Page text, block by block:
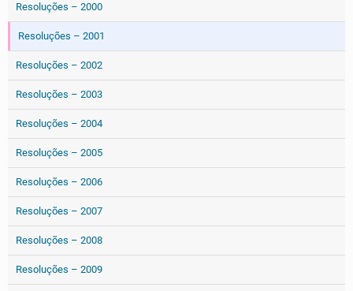
Resoluções – 2000
Resoluções – 2001
Resoluções – 2002
Resoluções – 2003
Resoluções – 2004
Resoluções – 2005
Resoluções – 2006
Resoluções – 2007
Resoluções – 2008
Resoluções – 2009